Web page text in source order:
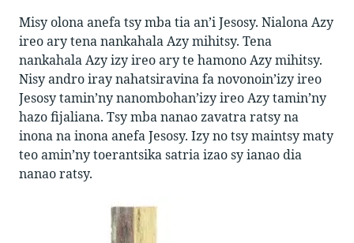
Misy olona anefa tsy mba tia an’i Jesosy. Nialona Azy
ireo ary tena nankahala Azy mihitsy. Tena
nankahala Azy izy ireo ary te hamono Azy mihitsy.
Nisy andro iray nahatsiravina fa novonoin’izy ireo
Jesosy tamin’ny nanombohan’izy ireo Azy tamin’ny
hazo fijaliana. Tsy mba nanao zavatra ratsy na
inona na inona anefa Jesosy. Izy no tsy maintsy maty
teo amin’ny toerantsika satria izao sy ianao dia
nanao ratsy.